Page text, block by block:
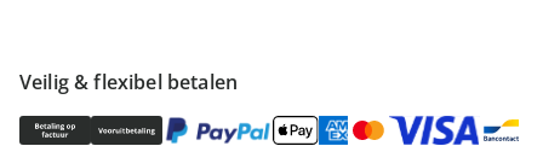
Veilig & flexibel betalen